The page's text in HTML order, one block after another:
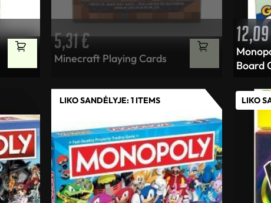
5,31€
Minecraft Playing Cards
Board
LIKO SANDĖLYJE: 1 ITEMS LIKO